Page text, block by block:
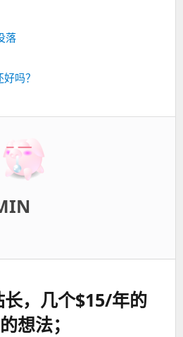
落
吗？
长，几个$15/年的
想法；